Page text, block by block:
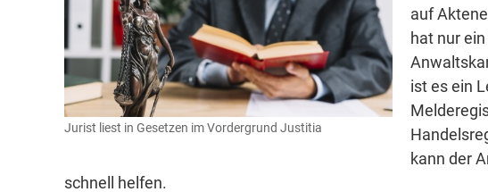
Jurist liest in Gesetzen im Vordergrund Justitia
auf
hat nur
ist es ein
kann der
schnell helfen.